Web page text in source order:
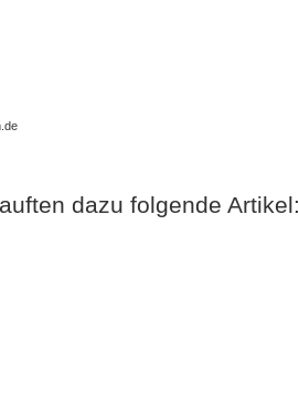
dazu folgende Artikel: